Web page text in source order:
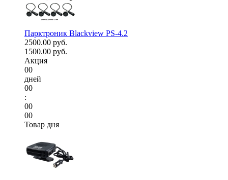
Парктроник Blackview PS-4.2
2500.00 руб.
1500.00 руб.
Акция
00
дней
00
:
00
00
Товар дня